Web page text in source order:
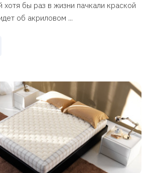
бы раз в жизни пачкали краской
об акриловом ...